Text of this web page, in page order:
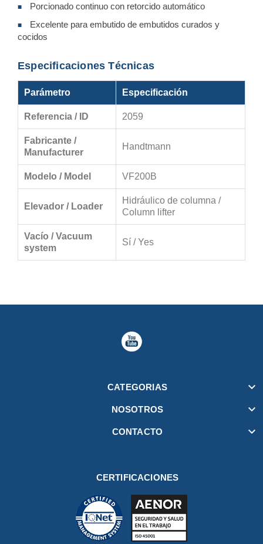
■ Porcionado continuo con retorcido automático
■
Excelente para embutido de embutidos curados y
cocidos
Especificaciones Técnicas
Parámetro Especificación
Referencia / ID 2059
Fabricante /
Manufacturer
Handtmann
Modelo / Model VF200B
Elevador / Loader
Hidráulico de columna /
Column lifter
Vacío / Vacuum
system
Sí / Yes
CATEGORIAS 
NOSOTROS 
CONTACTO 
CERTIFICACIONES